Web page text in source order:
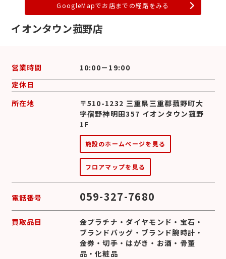
GoogleMapでお店までの経路をみる
イオンタウン菰野店
営業時間
10:00－19:00
定休日
所在地
〒510-1232 三重県三重郡菰野町大
字宿野神明田357 イオンタウン菰野
1F
施設のホームページを見る
フロアマップを見る
電話番号 059-327-7680
買取品目 金プラチナ ・ダイヤモンド ・ 宝石 ・
ブランドバッグ ・ ブランド腕時計 ・
金券 ・切手 ・ はがき ・ お酒 ・ 骨董
品 ・化粧品